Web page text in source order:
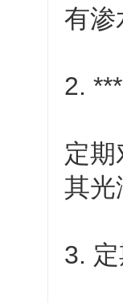
有渗
2.
定
其光
3.